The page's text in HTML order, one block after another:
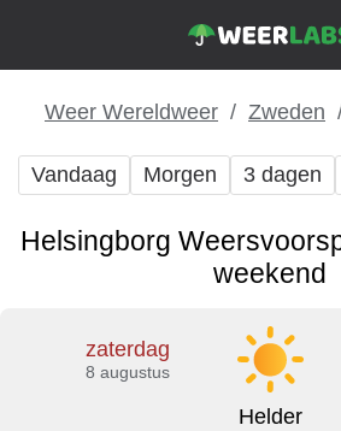
Weer Wereldweer Zweden
Vandaag Morgen 3 dagen
Helsingborg
weekend
zaterdag
8 augustus
Helder